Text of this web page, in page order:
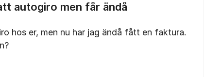
autogiro men får ändå
hos er, men nu har jag ändå fått en faktura.